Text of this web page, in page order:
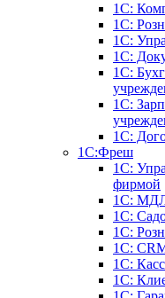
1C:
1С:
1С:
1С:
1C:
1C:
1С:
1С:Фреш
1С:
фирмой
1С:
1С:
1С:
1C:
1C:
1С: